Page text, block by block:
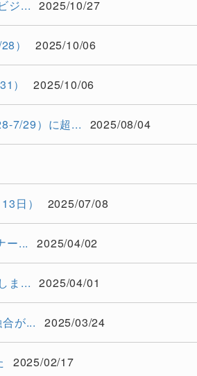
ジ... 2025/10/27
） 2025/10/06
） 2025/10/06
7/29）に超... 2025/08/04
日） 2025/07/08
ー... 2025/04/02
ま... 2025/04/01
が... 2025/03/24
2025/02/17